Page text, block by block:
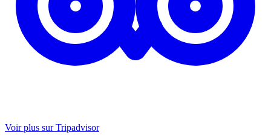
Voir plus sur Tripadvisor